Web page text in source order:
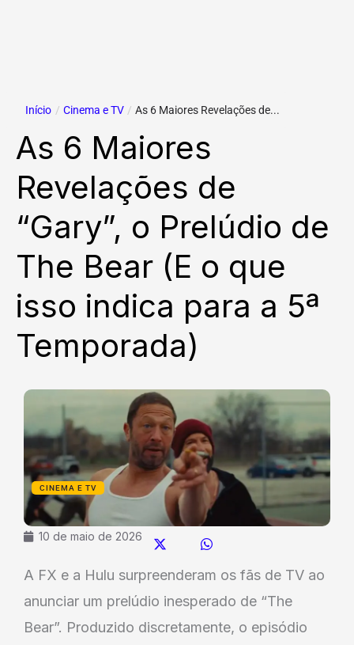
Início / Cinema e TV / As 6 Maiores Revelações de...
As 6 Maiores
Revelações de
“Gary”, o Prelúdio de
The Bear (E o que
isso indica para a 5ª
Temporada)
10 de maio de 2026
CINEMA E TV
A FX e a Hulu surpreenderam os fãs de TV ao
anunciar um prelúdio inesperado de “The
Bear”. Produzido discretamente, o episódio